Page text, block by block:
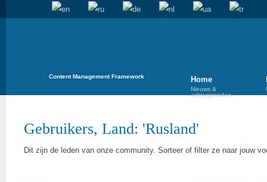
Content Management Framework Home
Nieuws &
achtergronden
Gebruikers, Land: 'Rusland'
Dit zijn de leden van onze community. Sorteer of filter ze naar jouw